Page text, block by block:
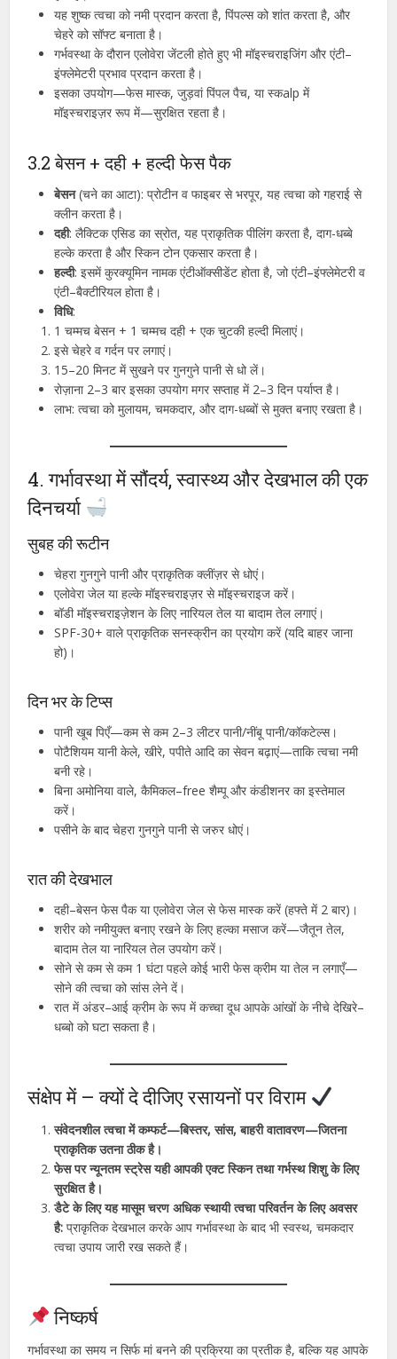
यह शुष्क त्वचा को नमी प्रदान करता है, पिंपल्स को शांत करता है, और
चेहरे को सॉफ्ट बनाता है।
गर्भवस्था के दौरान एलोवेरा जेंटली होते हुए भी मॉइस्चराइजिंग और एंटी–
इंफ्लेमेटरी प्रभाव प्रदान करता है।
इसका उपयोग—फेस मास्क, जुड़वां पिंपल पैच, या स्कalp में
मॉइस्चराइज़र रूप में—सुरक्षित रहता है।
3.2 बेसन + दही + हल्दी फेस पैक
बेसन(चने का आटा): प्रोटीन व फाइबर से भरपूर, यह त्वचा को गहराई से
क्लीन करता है।
दही: लैक्टिक एसिड का स्रोत, यह प्राकृतिक पीलिंग करता है, दाग-धब्बे
हल्के करता है और स्किन टोन एकसार करता है।
हल्दी: इसमें कुरक्यूमिन नामक एंटीऑक्सीडेंट होता है, जो एंटी–इंफ्लेमेटरी व
एंटी–बैक्टीरियल होता है।
विधि:
1 चम्मच बेसन + 1 चम्मच दही + एक चुटकी हल्दी मिलाएं।
इसे चेहरे व गर्दन पर लगाएं।
15–20 मिनट में सुखने पर गुनगुने पानी से धो लें।
रोज़ाना 2–3 बार इसका उपयोग मगर सप्ताह में 2–3 दिन पर्याप्त है।
लाभ: त्वचा को मुलायम, चमकदार, और दाग-धब्बों से मुक्त बनाए रखता है।
4. गर्भावस्था में सौंदर्य, स्वास्थ्य और देखभाल की एक
दिनचर्या
सुबह की रूटीन
चेहरा गुनगुने पानी और प्राकृतिक क्लींज़र से धोएं।
एलोवेरा जेल या हल्के मॉइस्चराइज़र से मॉइस्चराइज करें।
बॉडी मॉइस्चराइज़ेशन के लिए नारियल तेल या बादाम तेल लगाएं।
SPF-30+ वाले प्राकृतिक सनस्क्रीन का प्रयोग करें (यदि बाहर जाना
हो)।
दिन भर के टिप्स
पानी खूब पिएँ—कम से कम 2–3 लीटर पानी/नींबू पानी/कॉकटेल्स।
पोटैशियम यानी केले, खीरे, पपीते आदि का सेवन बढ़ाएं—ताकि त्वचा नमी
बनी रहे।
बिना अमोनिया वाले, कैमिकल–free शैम्पू और कंडीशनर का इस्तेमाल
करें।
पसीने के बाद चेहरा गुनगुने पानी से जरुर धोएं।
रात की देखभाल
दही–बेसन फेस पैक या एलोवेरा जेल से फेस मास्क करें (हफ्ते में 2 बार)।
शरीर को नमीयुक्त बनाए रखने के लिए हल्का मसाज करें—जैतून तेल,
बादाम तेल या नारियल तेल उपयोग करें।
सोने से कम से कम 1 घंटा पहले कोई भारी फेस क्रीम या तेल न लगाएँ—
सोने की त्वचा को सांस लेने दें।
रात में अंडर–आई क्रीम के रूप में कच्चा दूध आपके आंखों के नीचे देखिरे–
धब्बो को घटा सकता है।
संक्षेप में – क्यों दे दीजिए रसायनों पर विराम
संवेदनशील त्वचा में कम्फर्ट—बिस्तर, सांस, बाहरी वातावरण—जितना
प्राकृतिक उतना ठीक है।
फेस पर न्यूनतम स्ट्रेस यही आपकी एक्ट स्किन तथा गर्भस्थ शिशु के लिए
सुरक्षित है।
डैटे के लिए यह मासूम चरण अधिक स्थायी त्वचा परिवर्तन के लिए अवसर
है: प्राकृतिक देखभाल करके आप गर्भावस्था के बाद भी स्वस्थ, चमकदार
त्वचा उपाय जारी रख सकते हैं।
निष्कर्ष
गर्भावस्था का समय न सिर्फ मां बनने की प्रक्रिया का प्रतीक है, बल्कि यह आपके